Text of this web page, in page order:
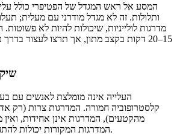
ותלולות. זה לא מגדל מודרני עם מעלית;
מדרגות לולייניות, שיכולות להיות לא
15–20 דקות בקצב מתון, אך תרצו לעצור
העלייה אינה מומלצת לאנשים עם
קלסטרופוביה חמורה. המדרגות צרות (רק
מהקטעים), המדרגות אינן אחידות, ואין
המדרגות המקורות יכולות להתחמם ולהיות צפופות למדי.